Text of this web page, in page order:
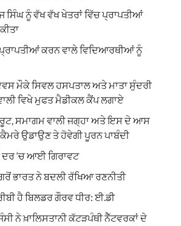
ਸਿੰਘ ਨੂੰ ਵੱਖ ਵੱਖ ਖੇਤਰਾਂ ਵਿੱਚ ਪ੍ਰਾਪਤੀਆਂ
ਕਰਨ ਵਾਲੇ ਵਿਦਿਆਰਥੀਆਂ ਨੂੰ
ਮੌਕੇ ਸਿਵਲ ਹਸਪਤਾਲ ਅਤੇ ਮਾਤਾ ਸੁੰਦਰੀ
ਵਿਖੇ ਮੁਫਤ ਮੈਡੀਕਲ ਕੈਂਪ ਲਗਾਏ
ਰੂਟ, ਸਮਾਗਮ ਵਾਲੀ ਜਗ੍ਹਾ ਅਤੇ ਇਸ ਦੇ ਆਸ
ਉਡਾਉਣ ਤੇ ਹੋਵੇਗੀ ਪੂਰਨ ਪਾਬੰਦੀ
ਦਰ ‘ਚ ਆਈ ਗਿਰਾਵਟ
ਭਾਰਤ ਨੇ ਬਦਲੀ ਰੱਖਿਆ ਰਣਨੀਤੀ
ਹੈ ਬਿਲਡਰ ਗੌਰਵ ਧੀਰ: ਈ.ਡੀ
ਨੇ ਖ਼ਾਲਿਸਤਾਨੀ ਕੱਟੜਪੰਥੀ ਨੈੱਟਵਰਕਾਂ ਦੇ